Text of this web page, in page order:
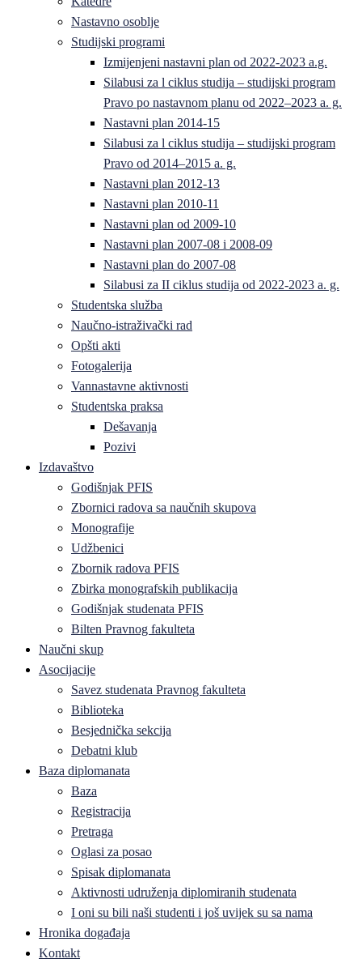
Nastavno osoblje
Studijski programi
Izmijenjeni nastavni plan od 2022-2023 a.g.
Silabusi za l ciklus studija – studijski program
Pravo po nastavnom planu od 2022–2023 a. g.
Nastavni plan 2014-15
Silabusi za l ciklus studija – studijski program
Pravo od 2014–2015 a. g.
Nastavni plan 2012-13
Nastavni plan 2010-11
Nastavni plan od 2009-10
Nastavni plan 2007-08 i 2008-09
Nastavni plan do 2007-08
Silabusi za II ciklus studija od 2022-2023 a. g.
Studentska služba
Naučno-istraživački rad
Opšti akti
Fotogalerija
Vannastavne aktivnosti
Studentska praksa
Dešavanja
Pozivi
Izdavaštvo
Godišnjak PFIS
Zbornici radova sa naučnih skupova
Monografije
Udžbenici
Zbornik radova PFIS
Zbirka monografskih publikacija
Godišnjak studenata PFIS
Bilten Pravnog fakulteta
Naučni skup
Asocijacije
Savez studenata Pravnog fakulteta
Biblioteka
Besjednička sekcija
Debatni klub
Baza diplomanata
Baza
Registracija
Pretraga
Oglasi za posao
Spisak diplomanata
Aktivnosti udruženja diplomiranih studenata
I oni su bili naši studenti i još uvijek su sa nama
Hronika događaja
Kontakt